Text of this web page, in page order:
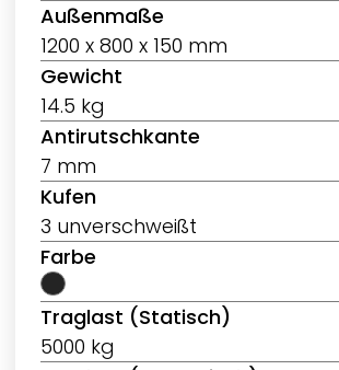
Außenmaße
1200 x 800 x 150 mm
Gewicht
14.5 kg
Antirutschkante
7 mm
Kufen
3 unverschweißt
Farbe
Traglast (Statisch)
5000 kg